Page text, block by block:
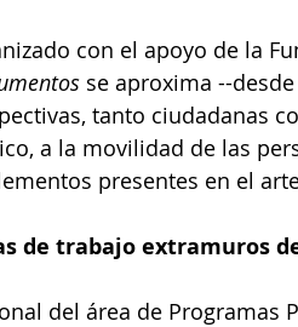
con el apoyo de la
se aproxima --
tanto ciudadanas
a la movilidad de las
presentes en el
de trabajo extramuros
del área de Programas